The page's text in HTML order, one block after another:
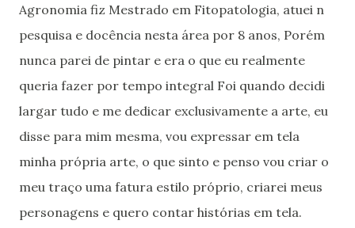
Agronomia fiz Mestrado em Fitopatologia, atuei n
pesquisa e docência nesta área por 8 anos, Porém
nunca parei de pintar e era o que eu realmente
queria fazer por tempo integral Foi quando decidi
largar tudo e me dedicar exclusivamente a arte, eu
disse para mim mesma, vou expressar em tela
minha própria arte, o que sinto e penso vou criar o
meu traço uma fatura estilo próprio, criarei meus
personagens e quero contar histórias em tela.